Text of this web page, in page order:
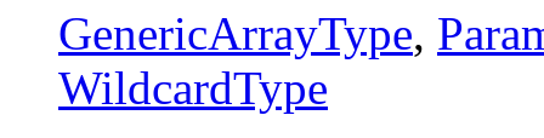
GenericArrayType,
WildcardType